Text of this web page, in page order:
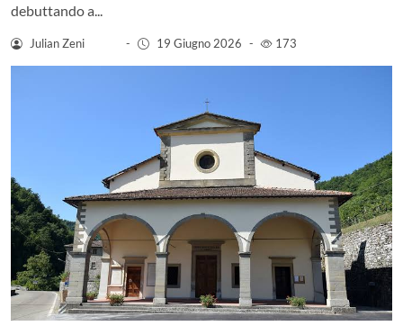
debuttando a...
Julian Zeni - 19 Giugno 2026 - 173